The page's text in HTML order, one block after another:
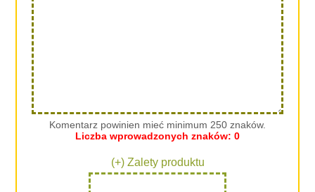
Komentarz powinien mieć minimum 250 znaków.
Liczba wprowadzonych znaków: 0
(+) Zalety produktu